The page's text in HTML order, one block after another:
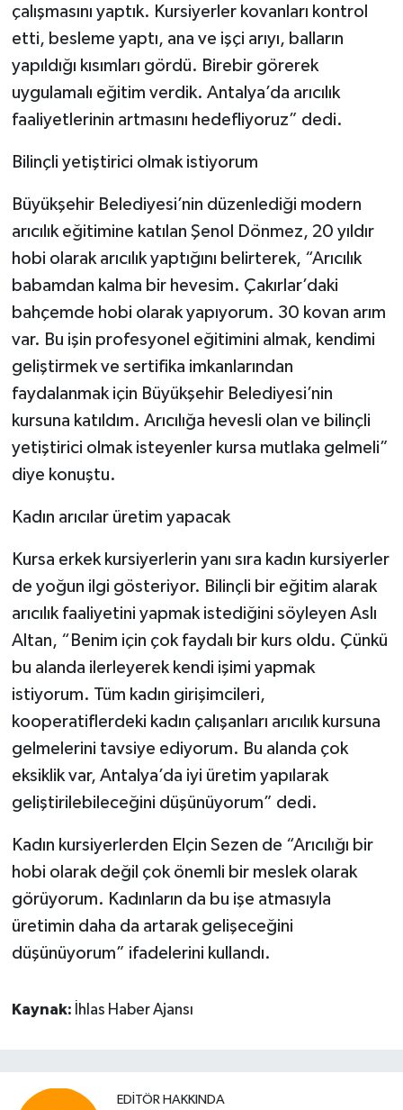
çalışmasını yaptık. Kursiyerler kovanları kontrol
etti, besleme yaptı, ana ve işçi arıyı, balların
yapıldığı kısımları gördü. Birebir görerek
uygulamalı eğitim verdik. Antalya’da arıcılık
faaliyetlerinin artmasını hedefliyoruz” dedi.
Bilinçli yetiştirici olmak istiyorum
Büyükşehir Belediyesi’nin düzenlediği modern
arıcılık eğitimine katılan Şenol Dönmez, 20 yıldır
hobi olarak arıcılık yaptığını belirterek, “Arıcılık
babamdan kalma bir hevesim. Çakırlar’daki
bahçemde hobi olarak yapıyorum. 30 kovan arım
var. Bu işin profesyonel eğitimini almak, kendimi
geliştirmek ve sertifika imkanlarından
faydalanmak için Büyükşehir Belediyesi’nin
kursuna katıldım. Arıcılığa hevesli olan ve bilinçli
yetiştirici olmak isteyenler kursa mutlaka gelmeli”
diye konuştu.
Kadın arıcılar üretim yapacak
Kursa erkek kursiyerlerin yanı sıra kadın kursiyerler
de yoğun ilgi gösteriyor. Bilinçli bir eğitim alarak
arıcılık faaliyetini yapmak istediğini söyleyen Aslı
Altan, “Benim için çok faydalı bir kurs oldu. Çünkü
bu alanda ilerleyerek kendi işimi yapmak
istiyorum. Tüm kadın girişimcileri,
kooperatiflerdeki kadın çalışanları arıcılık kursuna
gelmelerini tavsiye ediyorum. Bu alanda çok
eksiklik var, Antalya’da iyi üretim yapılarak
geliştirilebileceğini düşünüyorum” dedi.
Kadın kursiyerlerden Elçin Sezen de “Arıcılığı bir
hobi olarak değil çok önemli bir meslek olarak
görüyorum. Kadınların da bu işe atmasıyla
üretimin daha da artarak gelişeceğini
düşünüyorum” ifadelerini kullandı.
Kaynak: İhlas Haber Ajansı
EDITÖR HAKKINDA